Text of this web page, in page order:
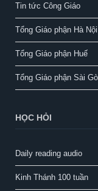
Tin tức Công Giáo
Tổng Giáo phận Hà Nội
Tổng Giáo phận Huế
Tổng Giáo phận Sài
HỌC HỎI
Daily reading audio
Kinh Thánh 100 tuần